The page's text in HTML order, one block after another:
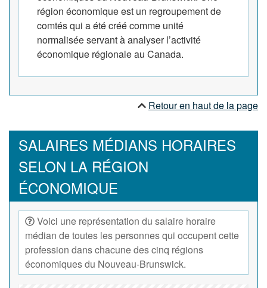
région économique est un regroupement de
comtés qui a été créé comme unité
normalisée servant à analyser l’activité
économique régionale au Canada.
Retour en haut de la page
SALAIRES MÉDIANS HORAIRES
SELON LA RÉGION
ÉCONOMIQUE
Voici une représentation du salaire horaire
médian de toutes les personnes qui occupent cette
profession dans chacune des cinq régions
économiques du Nouveau-Brunswick.